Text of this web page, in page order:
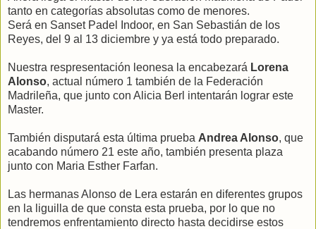
tanto en categorías absolutas como de menores.
Será en Sanset Padel Indoor, en San Sebastián de los
Reyes, del 9 al 13 diciembre y ya está todo preparado.
Nuestra respresentación leonesa la encabezará Lorena
Alonso, actual número 1 también de la Federación
Madrileña, que junto con Alicia Berl intentarán lograr este
Master.
También disputará esta última prueba Andrea Alonso, que
acabando número 21 este año, también presenta plaza
junto con Maria Esther Farfan.
Las hermanas Alonso de Lera estarán en diferentes grupos
en la liguilla de que consta esta prueba, por lo que no
tendremos enfrentamiento directo hasta decidirse estos